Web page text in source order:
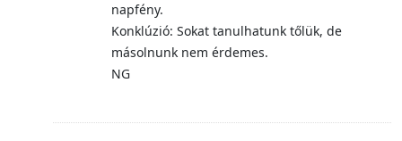
napfény.
Konklúzió: Sokat tanulhatunk tőlük, de
másolnunk nem érdemes.
NG